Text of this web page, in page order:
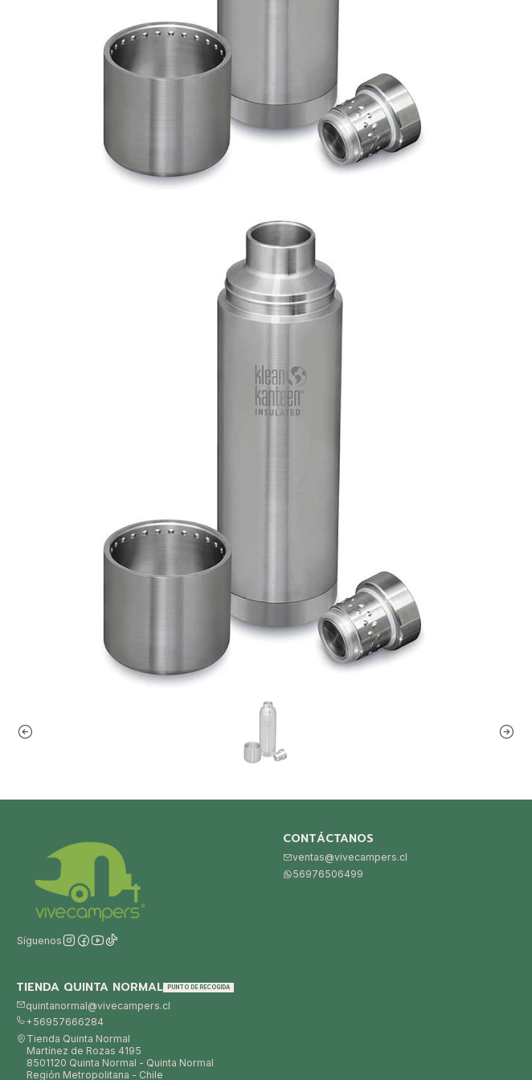
Síguenos
CONTÁCTANOS
ventas@vivecampers.cl
56976506499
TIENDA QUINTA NORMAL PUNTO DE RECOGIDA
quintanormal@vivecampers.cl
+56957666284
Tienda Quinta Normal
Martínez de Rozas 4195
8501120 Quinta Normal - Quinta Normal
Región Metropolitana - Chile